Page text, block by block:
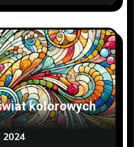
kolorowych
2024